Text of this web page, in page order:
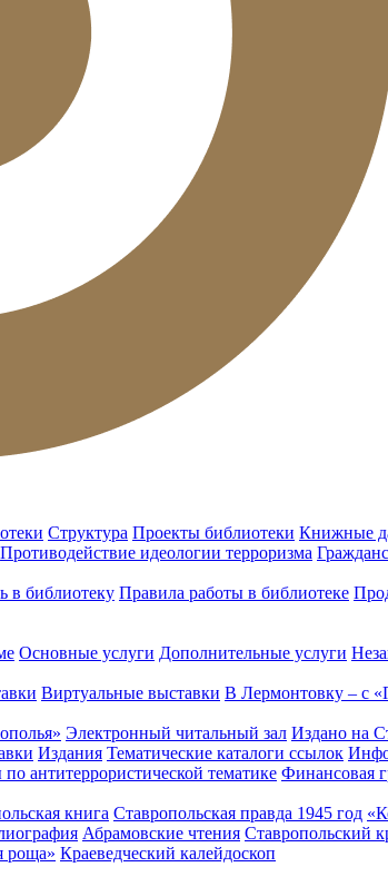
Структура Проекты библиотеки Книжные
Противодействие идеологии терроризма
в библиотеку Правила работы в библиотеке
Основные услуги Дополнительные услуги
Виртуальные выставки В Лермонтовку – с
Электронный читальный зал Издано на
Издания Тематические каталоги ссылок
антитеррористической тематике Финансовая
книга Ставропольская правда 1945 год
Абрамовские чтения Ставропольский
роща» Краеведческий калейдоскоп